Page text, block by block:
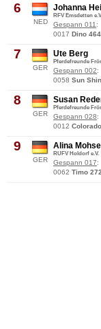
6
NED
Johanna
RFV Emsdetten
Gespann 011 :
0017 Dino 464
7
GER
Ute Berg
Pferdefreunde
Gespann 002:
0058 Sun
8
GER
Susan
Pferdefreunde
Gespann 028:
0012
9
GER
Alina
RUFV Holdorf e.V.
Gespann 017:
0062 Timo 272